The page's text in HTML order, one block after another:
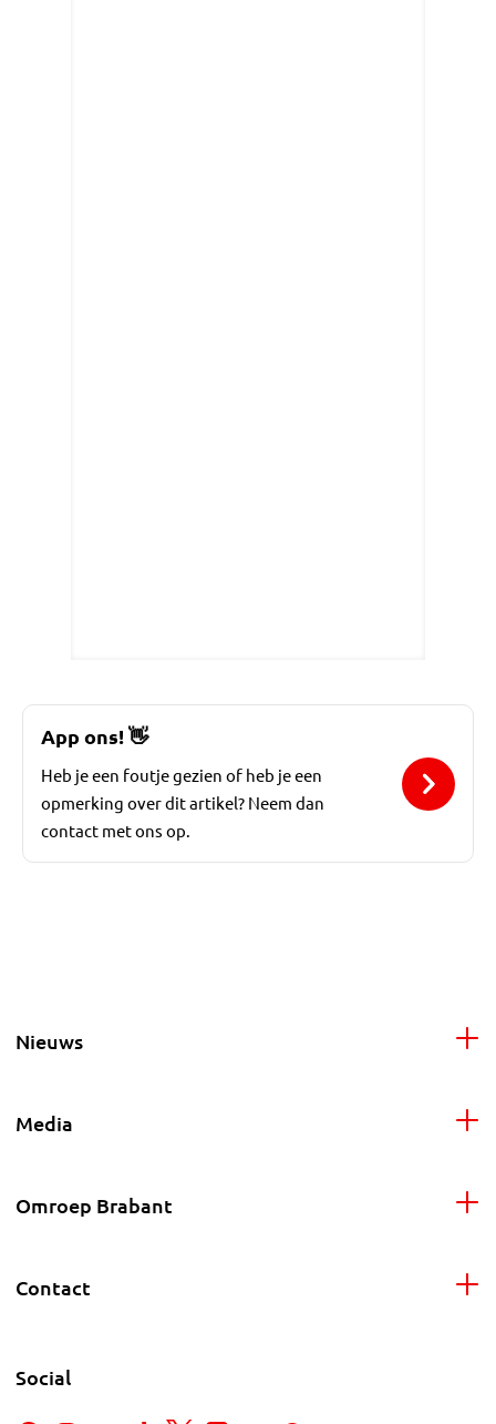
App ons!👋
Heb je een foutje gezien of heb je een
opmerking over dit artikel? Neem dan
contact met ons op.
Nieuws
Media
Omroep Brabant
Contact
Social